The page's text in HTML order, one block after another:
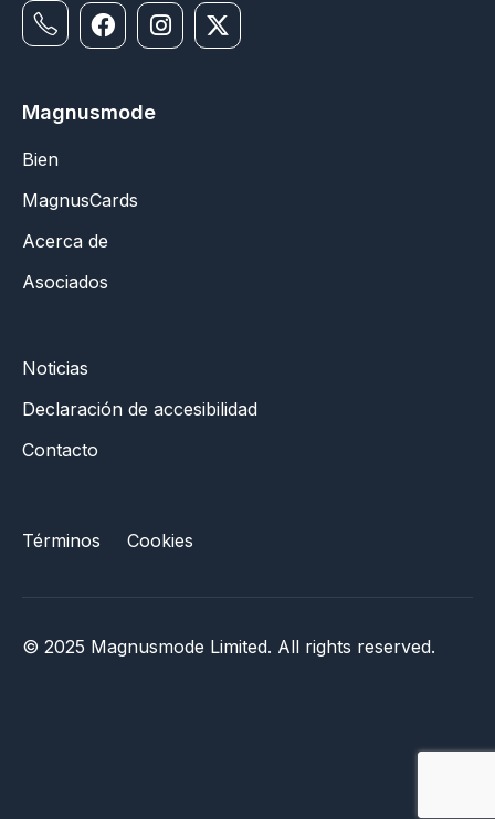
Magnusmode
Bien
MagnusCards
Acerca de
Asociados
Noticias
Declaración de accesibilidad
Contacto
Términos Cookies
© 2025 Magnusmode Limited. All rights reserved.